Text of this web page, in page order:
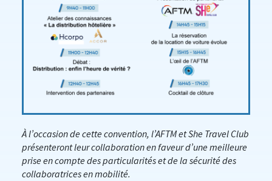
À l’occasion de cette convention, l’AFTM et She Travel Club
présenteront leur collaboration en faveur d’une meilleure
prise en compte des particularités et de la sécurité des
collaboratrices en mobilité.